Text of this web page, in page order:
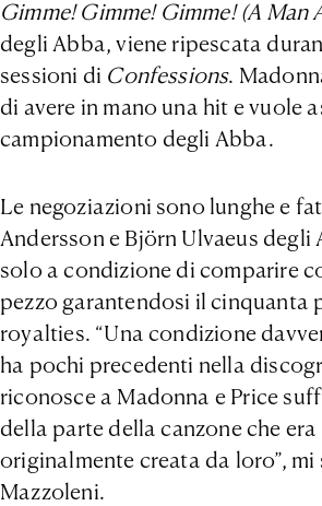
Gimme! Gimme! Gimme! (A
degli Abba, viene ripescata
sessioni di Confessions.
di avere in mano una hit e vuole
campionamento degli Abba.
Le negoziazioni sono lunghe e
Andersson e Björn Ulvaeus degli
solo a condizione di comparire
pezzo garantendosi il cinquanta
royalties. “Una condizione
ha pochi precedenti nella
riconosce a Madonna e Price
della parte della canzone che era
originalmente creata da loro”, mi
Mazzoleni.